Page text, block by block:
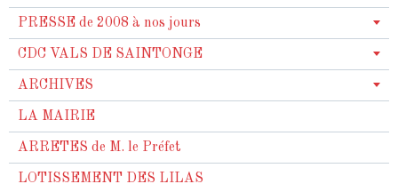
PRESSE de 2008 à nos jours
CDC VALS DE SAINTONGE
ARCHIVES
LA MAIRIE
ARRETES de M. le Préfet
LOTISSEMENT DES LILAS